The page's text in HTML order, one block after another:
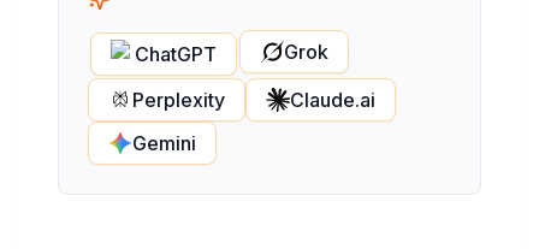
ChatGPT
Grok
Perplexity
Claude.ai
Gemini